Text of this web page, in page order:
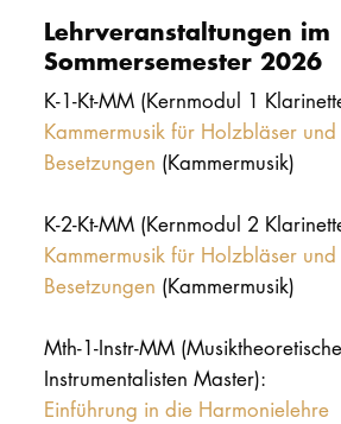
Lehrveranstaltungen im
Sommersemester 2026
K-1-Kt-MM (Kernmodul 1
Kammermusik für Holzbläser und
Besetzungen (Kammermusik)
K-2-Kt-MM (Kernmodul 2
Kammermusik für Holzbläser und
Besetzungen (Kammermusik)
Mth-1-Instr-MM
Instrumentalisten Master):
Einführung in die Harmonielehre